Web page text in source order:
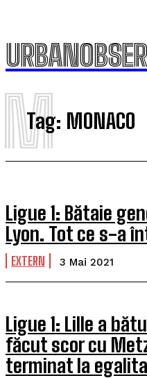
Tag: MONACO
M
Ligue 1: Bătaie
Lyon. Tot ce s-a
EXTERN 3 Mai 2021
Ligue 1: Lille a
făcut scor cu
terminat la